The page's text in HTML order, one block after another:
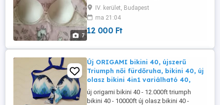
7
után postázom. 1 darab párduc szegélyes
1000.-Ft 1 darab pamut fehér 400 ft
Triumph merevítős fehér 75D és 2 natúr
színű 75E melltartó - 12000 ft darab
IV. kerület, Budapest
ma 21:04
12 000 Ft
Új ORIGAMI bikini 40, újszerű
Triumph női fürdőruha, bikini 40, új
olasz bikini 4in1 variálható 40,
új origami bikini 40 - 12.000ft triumph
bikini 40 - 10000ft új olasz bikini 40 -